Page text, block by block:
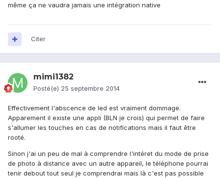
même ça ne vaudra jamais une intégration native
Citer
mimi1382
Posté(e) 25 septembre 2014
Effectivement l'abscence de led est vraiment dommage.
Apparement il existe une appli (BLN je crois) qui permet de faire
s'allumer les touches en cas de notifications mais il faut être
rooté.
Sinon j'ai un peu de mal à comprendre l'intéret du mode de prise
de photo à distance avec un autre appareil, le téléphone pourrai
tenir debout tout seul je comprendrai mais là c'est pas possible